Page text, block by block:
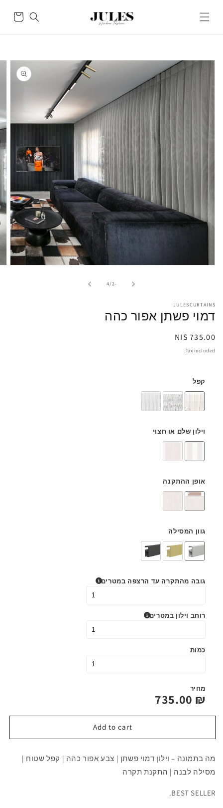
content
Cart
Skip to
product
information
-2
/
of
4
JULESCURTAINS
דמוי פשתן אפור כהה
Regular
price
735.00 NIS
Tax included.
קפל
וילון שלם או חצוי
אופן ההתקנה
גוון המסילה
גובה מהתקרה עד הרצפה במטרים
רוחב וילון במטרים
כמות
מחיר
₪
735.00
Add to cart
מה בתמונה – וילון דמוי פשתן | צבע אפור כהה | קפל שטוח |
מסילה לבנה | התקנת תקרה
BEST SELLER.